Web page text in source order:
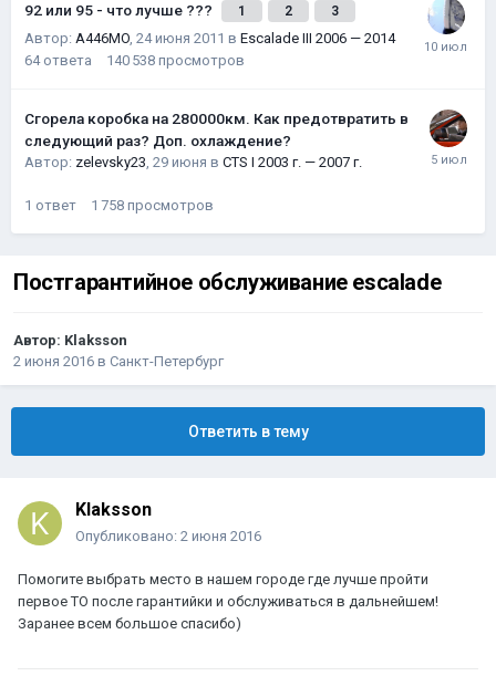
92 или 95 - что лучше ??? 1 2 3
Автор: A446MO, 24 июня 2011 в Escalade III 2006 — 2014
64 ответа 140 538 просмотров
Сгорела коробка на 280000км. Как предотвратить в
следующий раз? Доп. охлаждение?
Автор: zelevsky23, 29 июня в CTS I 2003 г. — 2007 г.
1 ответ 1 758 просмотров
Постгарантийное обслуживание escalade
Автор: Klaksson
2 июня 2016 в Санкт-Петербург
Ответить в тему
Klaksson
Опубликовано: 2 июня 2016
Помогите выбрать место в нашем городе где лучше пройти
первое ТО после гарантийки и обслуживаться в дальнейшем!
Заранее всем большое спасибо)